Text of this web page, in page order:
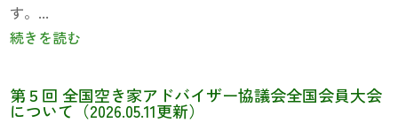
す。...
続きを読む
第５回 全国空き家アドバイザー協議会全国会員大会
について（2026.05.11更新）